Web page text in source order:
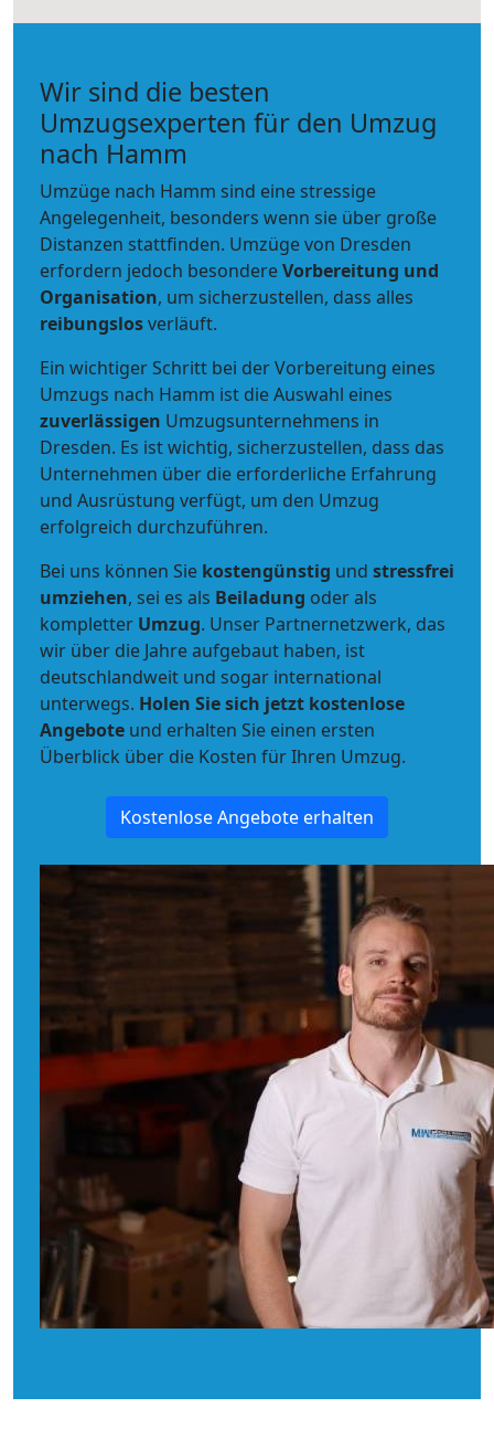
Wir sind die besten
Umzugsexperten für den Umzug
nach Hamm
Umzüge nach Hamm sind eine stressige
Angelegenheit, besonders wenn sie über große
Distanzen stattfinden. Umzüge von Dresden
erfordern jedoch besondereVorbereitung und
Organisation, um sicherzustellen, dass alles
reibungslosverläuft.
Ein wichtiger Schritt bei der Vorbereitung eines
Umzugs nach Hamm ist die Auswahl eines
zuverlässigen Umzugsunternehmens in
Dresden. Es ist wichtig, sicherzustellen, dass das
Unternehmen über die erforderliche Erfahrung
und Ausrüstung verfügt, um den Umzug
erfolgreich durchzuführen.
Bei uns können Sie kostengünstig und stressfrei
umziehen, sei es als Beiladung oder als
kompletter Umzug. Unser Partnernetzwerk, das
wir über die Jahre aufgebaut haben, ist
deutschlandweit und sogar international
unterwegs. Holen Sie sich jetzt kostenlose
Angebote und erhalten Sie einen ersten
Überblick über die Kosten für Ihren Umzug.
Kostenlose Angebote erhalten